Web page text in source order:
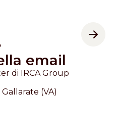
email
di IRCA Group
Gallarate (VA)